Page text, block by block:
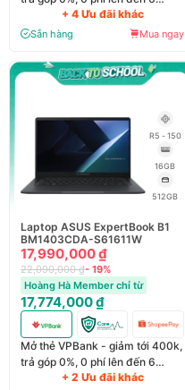
+ 4 Ưu đãi khác
Sẵn hàng Mua ngay
R5 - 150
16GB
512GB
Laptop ASUS ExpertBook B1
BM1403CDA-S61611W
17,990,000 ₫
22,090,000 ₫- 19%
Hoàng Hà Member chỉ từ
17,774,000 ₫
Mở thẻ VPBank - giảm tới 400k,
trả góp 0%, 0 phí lên đến 6
+ 2 Ưu đãi khác